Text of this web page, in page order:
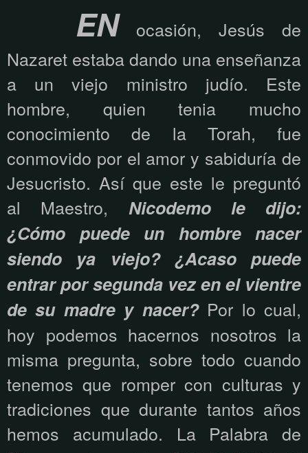
ENocasión, Jesús de
Nazaret estaba dando una enseñanza
a un viejo ministro judío. Este
hombre, quien tenia mucho
conocimiento de la Torah, fue
conmovido por el amor y sabiduría de
Jesucristo. Así que este le preguntó
al Maestro, Nicodemo le dijo:
¿Cómo puede un hombre nacer
siendo ya viejo? ¿Acaso puede
entrar por segunda vez en el vientre
de su madre y nacer? Por lo cual,
hoy podemos hacernos nosotros la
misma pregunta, sobre todo cuando
tenemos que romper con culturas y
tradiciones que durante tantos años
hemos acumulado. La Palabra de